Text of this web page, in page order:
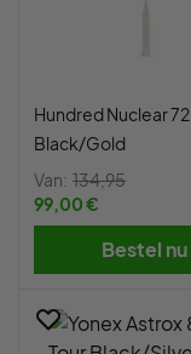
Hundred Nuclear 72
Black/Gold
Van: 134,95
99,00 €
Bestel nu